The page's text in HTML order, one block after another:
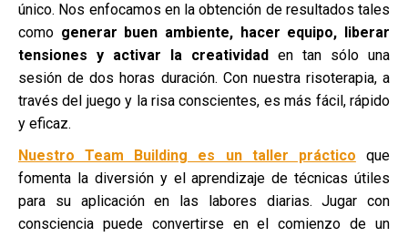
único. Nos enfocamos en la obtención de resultados tales
como generar buen ambiente, hacer equipo, liberar
tensiones y activar la creatividad en tan sólo una
sesión de dos horas duración. Con nuestra risoterapia, a
través del juego y la risa conscientes, es más fácil, rápido
y eficaz.
Nuestro Team Building es un taller práctico que
fomenta la diversión y el aprendizaje de técnicas útiles
para su aplicación en las labores diarias. Jugar con
consciencia puede convertirse en el comienzo de un